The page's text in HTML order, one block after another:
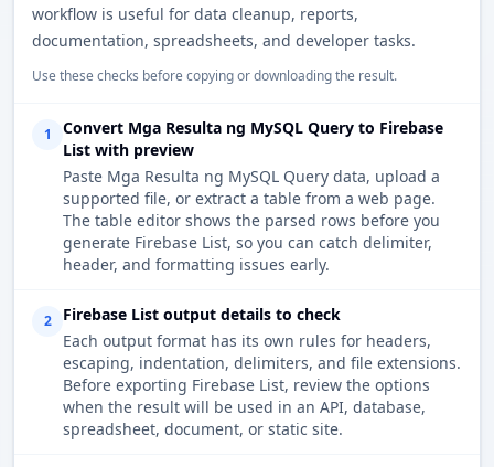
workflow is useful for data cleanup, reports,
documentation, spreadsheets, and developer tasks.
Use these checks before copying or downloading the result.
1
Convert Mga Resulta ng MySQL Query to Firebase
List with preview
Paste Mga Resulta ng MySQL Query data, upload a
supported file, or extract a table from a web page.
The table editor shows the parsed rows before you
generate Firebase List, so you can catch delimiter,
header, and formatting issues early.
2
Firebase List output details to check
Each output format has its own rules for headers,
escaping, indentation, delimiters, and file extensions.
Before exporting Firebase List, review the options
when the result will be used in an API, database,
spreadsheet, document, or static site.